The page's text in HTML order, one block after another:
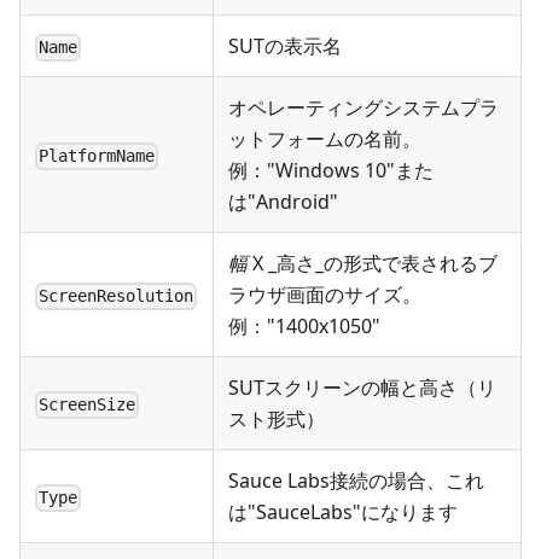
Name SUTの表示名
PlatformName
オペレーティングシステムプラ
ットフォームの名前。
例："Windows 10"また
は"Android"
ScreenResolution
幅X _高さ_の形式で表されるブ
ラウザ画面のサイズ。
例："1400x1050"
ScreenSize
SUTスクリーンの幅と高さ（リ
スト形式）
Type
Sauce Labs接続の場合、これ
は"SauceLabs"になります